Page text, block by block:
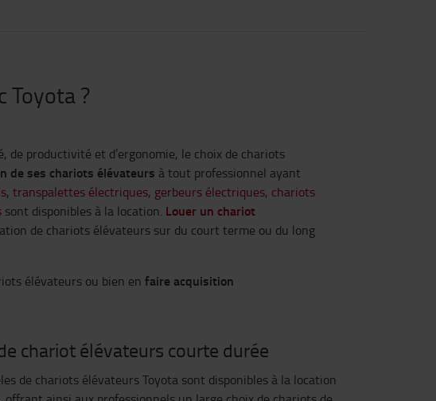
Toyota ?
de productivité et d’ergonomie, le choix de chariots
de ses chariots élévateurs à tout professionnel ayant
, transpalettes électriques, gerbeurs électriques, chariots
sont disponibles à la location. Louer un chariot
de chariots élévateurs sur du court terme ou du long
élévateurs ou bien en faire acquisition
chariot élévateurs courte durée
de chariots élévateurs Toyota sont disponibles à la location